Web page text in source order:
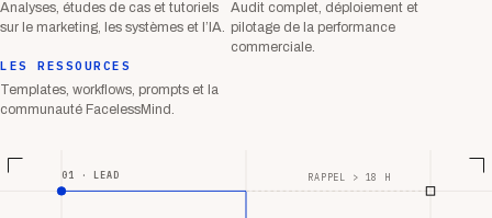
Analyses, études de cas et tutoriels
sur le marketing, les systèmes et l’IA.
Audit complet, déploiement et
pilotage de la performance
commerciale.
LES RESSOURCES
Templates, workflows, prompts et la
communauté FacelessMind.
01 · LEAD RAPPEL > 18 H